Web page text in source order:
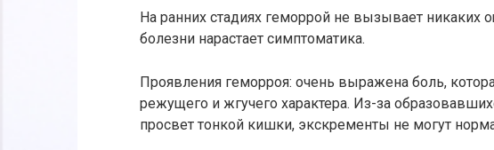
На ранних стадиях геморрой не вызывает никаких
болезни нарастает симптоматика.
Проявления геморроя: очень выражена боль,
режущего и жгучего характера. Из-за
просвет тонкой кишки, экскременты не могут